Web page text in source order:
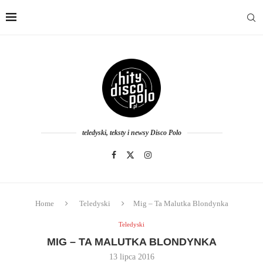
teledyski, teksty i newsy Disco Polo
Home Teledyski Mig – Ta Malutka Blondynka
Teledyski
MIG – TA MALUTKA BLONDYNKA
13 lipca 2016